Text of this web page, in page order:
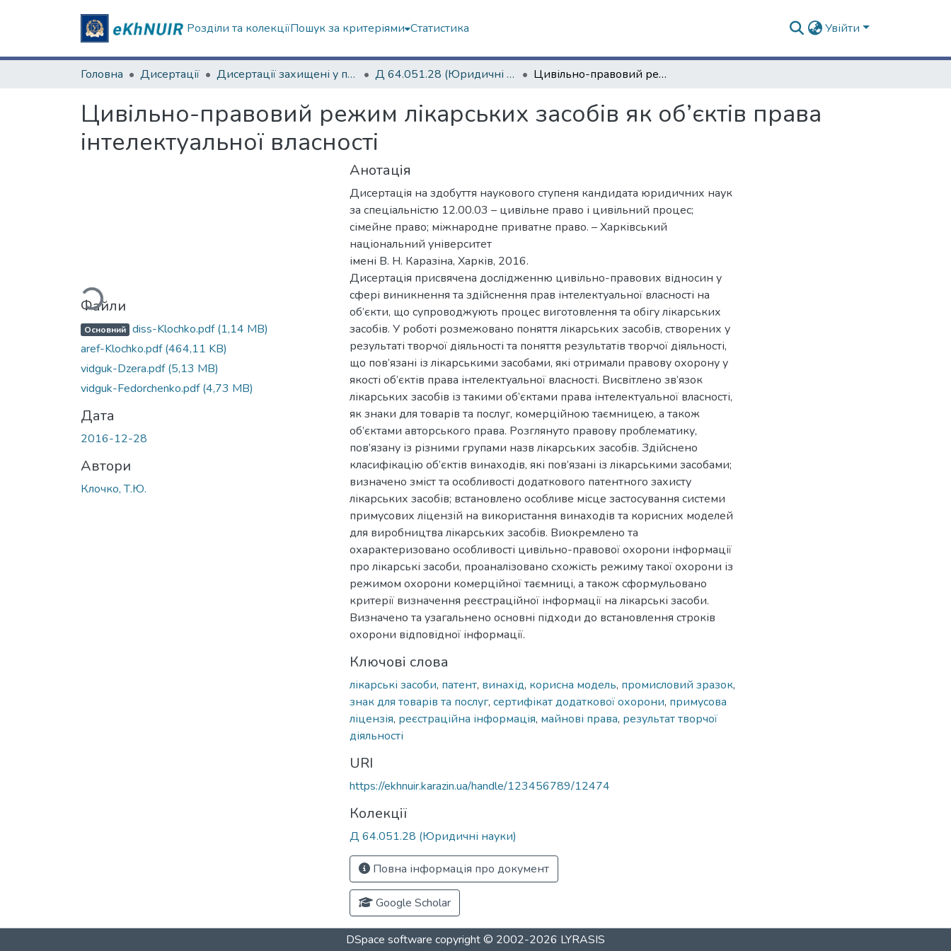
Розділи та колекціїПошук за критеріями Статистика Увійти
Головна Дисертації Дисертації захищені у постійних радах Д 64.051.28 (Юридичні науки) Цивільно-правовий режим лікарських засобів як об’єктів права інтелектуальної власності
Цивільно-правовий режим лікарських засобів як об’єктів права
інтелектуальної власності
Вантажиться...
Файли
Основний diss-Klochko.pdf(1,14 MB)
aref-Klochko.pdf(464,11 KB)
vidguk-Dzera.pdf(5,13 MB)
vidguk-Fedorchenko.pdf(4,73 MB)
Дата
2016-12-28
Автори
Клочко, Т.Ю.
Анотація
Дисертація на здобуття наукового ступеня кандидата юридичних наук
за спеціальністю 12.00.03 – цивільне право і цивільний процес;
сімейне право; міжнародне приватне право. – Харківський
національний університет
імені В. Н. Каразіна, Харків, 2016.
Дисертація присвячена дослідженню цивільно-правових відносин у
сфері виникнення та здійснення прав інтелектуальної власності на
об’єкти, що супроводжують процес виготовлення та обігу лікарських
засобів. У роботі розмежовано поняття лікарських засобів, створених у
результаті творчої діяльності та поняття результатів творчої діяльності,
що пов’язані із лікарськими засобами, які отримали правову охорону у
якості об’єктів права інтелектуальної власності. Висвітлено зв’язок
лікарських засобів із такими об’єктами права інтелектуальної власності,
як знаки для товарів та послуг, комерційною таємницею, а також
об’єктами авторського права. Розглянуто правову проблематику,
пов’язану із різними групами назв лікарських засобів. Здійснено
класифікацію об’єктів винаходів, які пов’язані із лікарськими засобами;
визначено зміст та особливості додаткового патентного захисту
лікарських засобів; встановлено особливе місце застосування системи
примусових ліцензій на використання винаходів та корисних моделей
для виробництва лікарських засобів. Виокремлено та
охарактеризовано особливості цивільно-правової охорони інформації
про лікарські засоби, проаналізовано схожість режиму такої охорони із
режимом охорони комерційної таємниці, а також сформульовано
критерії визначення реєстраційної інформації на лікарські засоби.
Визначено та узагальнено основні підходи до встановлення строків
охорони відповідної інформації.
Ключові слова
лікарські засоби, патент, винахід, корисна модель, промисловий зразок,
знак для товарів та послуг, сертифікат додаткової охорони, примусова
ліцензія, реєстраційна інформація, майнові права, результат творчої
діяльності
URI
https://ekhnuir.karazin.ua/handle/123456789/12474
Колекції
Д 64.051.28 (Юридичні науки)
Повна інформація про документ
Google Scholar
DSpace software copyright © 2002-2026 LYRASIS